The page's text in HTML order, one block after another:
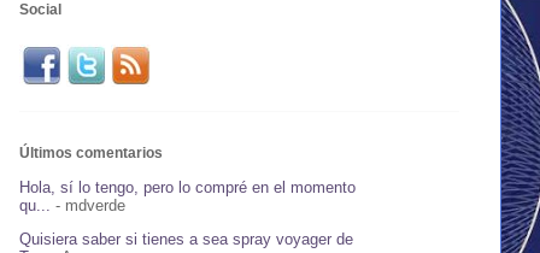
Social
Últimos comentarios
Hola, sí lo tengo, pero lo compré en el momento
qu...
- mdverde
Quisiera saber si tienes a sea spray voyager de